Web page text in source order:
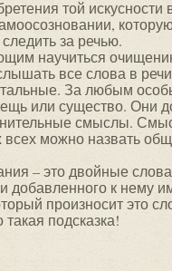
той искусности
за речью.
научиться
все слова в
За любым
или существо. Они
смыслы.
можно назвать
– это двойные
добавленного к нему
произносит это
подсказка!